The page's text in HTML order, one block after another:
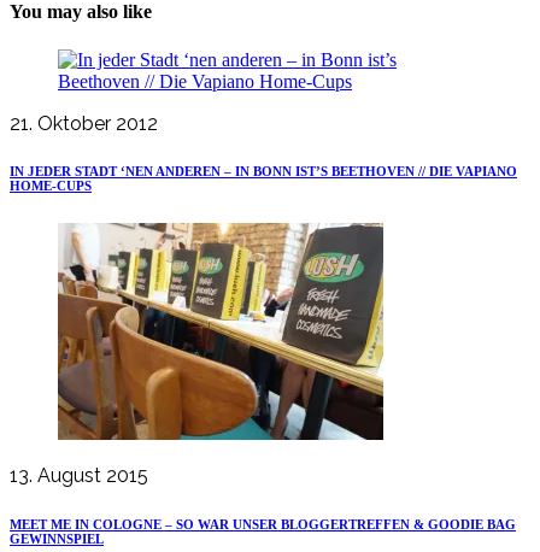
You may also like
21. Oktober 2012
IN JEDER STADT ‘NEN ANDEREN – IN BONN IST’S BEETHOVEN // DIE VAPIANO
HOME-CUPS
13. August 2015
MEET ME IN COLOGNE – SO WAR UNSER BLOGGERTREFFEN & GOODIE BAG
GEWINNSPIEL